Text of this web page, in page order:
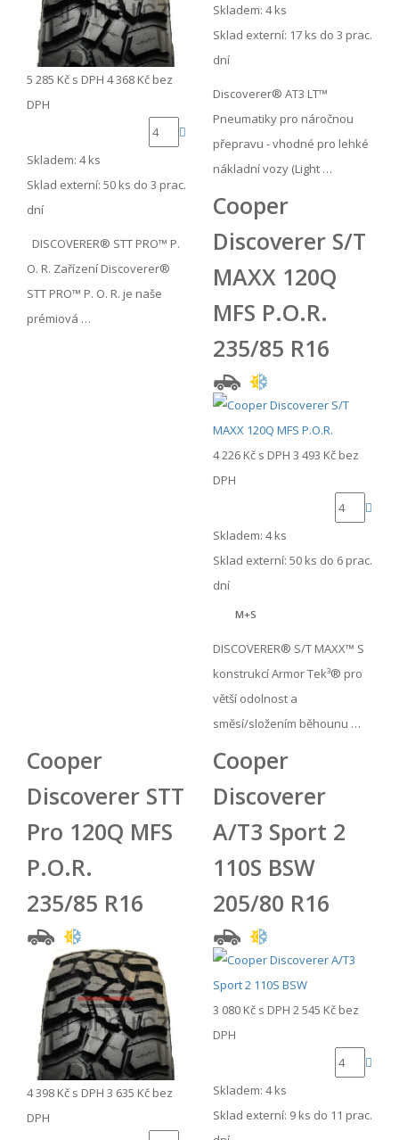
5 285 Kč s DPH 4 368 Kč bez
DPH
Skladem: 4 ks
Sklad externí: 50 ks do 3 prac.
dní
DISCOVERER® STT PRO™ P.
O. R. Zařízení Discoverer®
STT PRO™ P. O. R. je naše
prémiová …
Skladem: 4 ks
Sklad externí: 17 ks do 3 prac.
dní
Discoverer® AT3 LT™
Pneumatiky pro náročnou
přepravu - vhodné pro lehké
nákladní vozy (Light …
Cooper
Discoverer S/T
MAXX 120Q
MFS P.O.R.
235/85 R16
4 226 Kč s DPH 3 493 Kč bez
DPH
Skladem: 4 ks
Sklad externí: 50 ks do 6 prac.
dní
M+S
DISCOVERER® S/T MAXX™ S
konstrukcí Armor Tek³® pro
větší odolnost a
směsí/složením běhounu …
Cooper
Discoverer STT
Pro 120Q MFS
P.O.R.
235/85 R16
4 398 Kč s DPH 3 635 Kč bez
DPH
Cooper
Discoverer
A/T3 Sport 2
110S BSW
205/80 R16
3 080 Kč s DPH 2 545 Kč bez
DPH
Skladem: 4 ks
Sklad externí: 9 ks do 11 prac.